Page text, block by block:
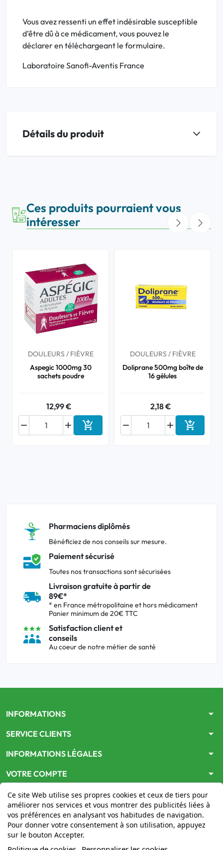
Vous avez ressenti un effet indésirable susceptible
d’être dû à ce médicament, vous pouvez le
déclarer en téléchargeant le formulaire.
Laboratoire Sanofi-Aventis France
Détails du produit
Ces produits pourraient vous
intéresser
DOULEURS / FIÈVRE
Aspegic 1000mg 30
sachets poudre
12,99 €

 Ajouter au panier
DOULEURS / FIÈVRE
Doliprane 500mg boîte de
16 gélules
2,18 €

 Ajouter
Pharmaciens diplômés
Bénéficiez de nos conseils sur mesure.
Paiement sécurisé
Toutes nos transactions sont sécurisées
Livraison gratuite à partir de
89€*
* en France métropolitaine et hors médicament
Panier minimum de 20€ TTC
Satisfaction client et
conseils
Au coeur de notre métier de santé
INFORMATIONS arrow_drop_down
SERVICE CLIENTS arrow_drop_down
INFORMATIONS LÉGALES arrow_drop_down
VOTRE COMPTE arrow_drop_down
Ce site Web utilise ses propres cookies et ceux de tiers pour
améliorer nos services et vous montrer des publicités liées à
vos préférences en analysant vos habitudes de navigation.
Pour donner votre consentement à son utilisation, appuyez
sur le bouton Accepter.
www.mon-pharmacien-conseil.com